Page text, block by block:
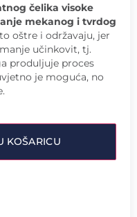
čelika visoke
mekanog i tvrdog
oštre i održavaju, jer
učinkovit, tj.
produljuje proces
je moguća, no
KOŠARICU